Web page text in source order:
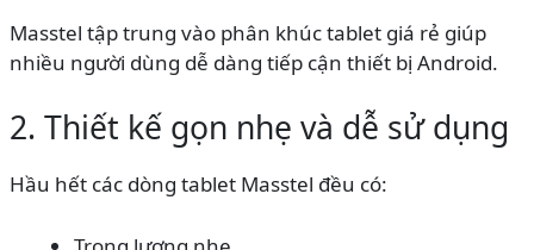
Masstel tập trung vào phân khúc tablet giá rẻ giúp
nhiều người dùng dễ dàng tiếp cận thiết bị Android.
2. Thiết kế gọn nhẹ và dễ sử dụng
Hầu hết các dòng tablet Masstel đều có: